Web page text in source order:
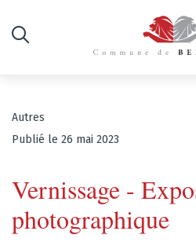
Autres
Publié le 26 mai 2023
Vernissage -
photographique